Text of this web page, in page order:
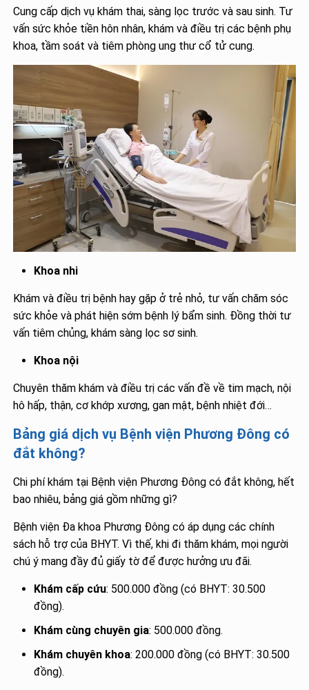
Cung cấp dịch vụ khám thai, sàng lọc trước và sau sinh. Tư
vấn sức khỏe tiền hôn nhân, khám và điều trị các bệnh phụ
khoa, tầm soát và tiêm phòng ung thư cổ tử cung.
Khoa nhi
Khám và điều trị bệnh hay gặp ở trẻ nhỏ, tư vấn chăm sóc
sức khỏe và phát hiện sớm bệnh lý bẩm sinh. Đồng thời tư
vấn tiêm chủng, khám sàng lọc sơ sinh.
Khoa nội
Chuyên thăm khám và điều trị các vấn đề về tim mạch, nội
hô hấp, thận, cơ khớp xương, gan mật, bệnh nhiệt đới…
Bảng giá dịch vụ Bệnh viện Phương Đông có
đắt không?
Chi phí khám tại Bệnh viện Phương Đông có đắt không, hết
bao nhiêu, bảng giá gồm những gì?
Bệnh viện Đa khoa Phương Đông có áp dụng các chính
sách hỗ trợ của BHYT. Vì thế, khi đi thăm khám, mọi người
chú ý mang đầy đủ giấy tờ để được hưởng ưu đãi.
Khám cấp cứu: 500.000 đồng (có BHYT: 30.500
đồng).
Khám cùng chuyên gia: 500.000 đồng.
Khám chuyên khoa: 200.000 đồng (có BHYT: 30.500
đồng).